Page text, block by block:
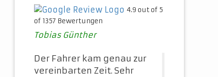
4.9 out of 5
of 1357 Bewertungen
Tobias Günther
Der Fahrer kam genau zur
vereinbarten Zeit. Sehr